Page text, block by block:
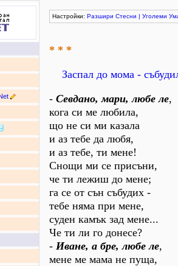
Настройки: Разшири Стесни | Уголеми
* * *
Заспал до мома -
- Севдано, мари, любе ле,
кога си ме любила,
що не си ми казала
и аз тебе да любя,
и аз тебе, ти мене!
Снощи ми се присъни,
че ти лежиш до мене;
га се от сън събудих -
тебе няма при мене,
суден камък зад мене...
Че ти ли го донесе?
- Иване, а бре, любе ле,
мене ме мама не пуща,